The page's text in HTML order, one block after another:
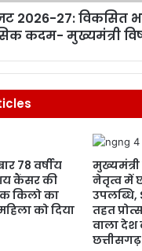
2026-27: विकसित
कदम- मुख्यमंत्री
78 वर्षीय
कैंसर की
किलो का
को दिया
नेतृत्व में
उपलब्धि,
तहत
वाला देश